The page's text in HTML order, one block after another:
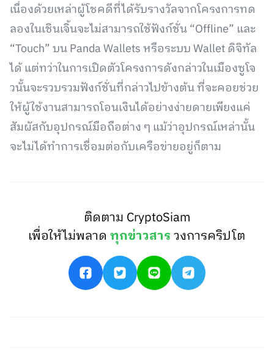
เนื่องด้วยเหล่าผู้โชคดีที่ได้รับรางวัลจากโครงการทด
ลองในเชินเจิ้นจะไม่สามารถใช้ฟังก์ชั่น “Offline” และ
“Touch” บน Panda Wallets หรือระบบ Wallet ดิจิทัล
ได้ แต่ทว่าในการเปิดตัวโครงการดังกล่าวในเมืองซูโจ
วนั้นจะรวบรวมฟังก์ชั่นที่กล่าวไปข้างต้น ที่จะคอยช่วย
ให้ผู้ใช้งานสามารถโอนเงินได้อย่างง่ายดายเพียงแค่
สัมผัสกับอุปกรณ์มือถือต่าง ๆ แม้ว่าอุปกรณ์เหล่านั้น
จะไม่ได้ทำการเชื่อมต่อกับเครือข่ายอยู่ก็ตาม
ติดตาม CryptoSiam
เพื่อให้ไม่พลาดทุกข่าวสารวงการคริปโต